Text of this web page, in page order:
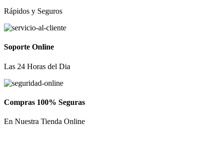
Rápidos y Seguros
Soporte Online
Las 24 Horas del Dia
Compras 100% Seguras
En Nuestra Tienda Online